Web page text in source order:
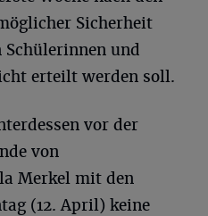
Sicherheit
und
erteilt werden soll.
vor der
von
Merkel mit den
(12. April) keine